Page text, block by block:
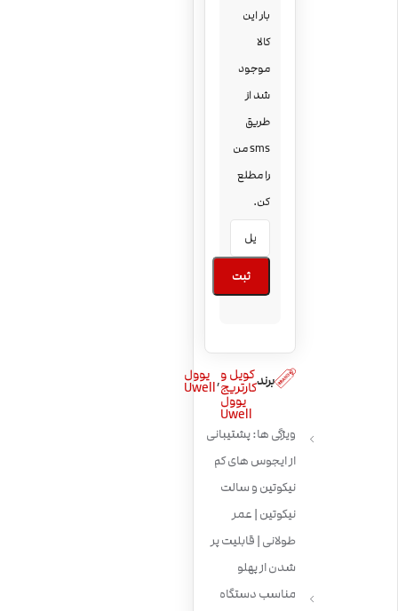
بار این
کالا
موجود
شد از
طریق
sms من
را مطلع
کن.
ثبت
برندکویل و
کارتریج
یوول
Uwell
, یوول
Uwell
ویژگی ها: پشتیبانی
از ایجوس های کم
نیکوتین و سالت
نیکوتین | عمر
طولانی | قابلیت پر
شدن از پهلو
مناسب دستگاه